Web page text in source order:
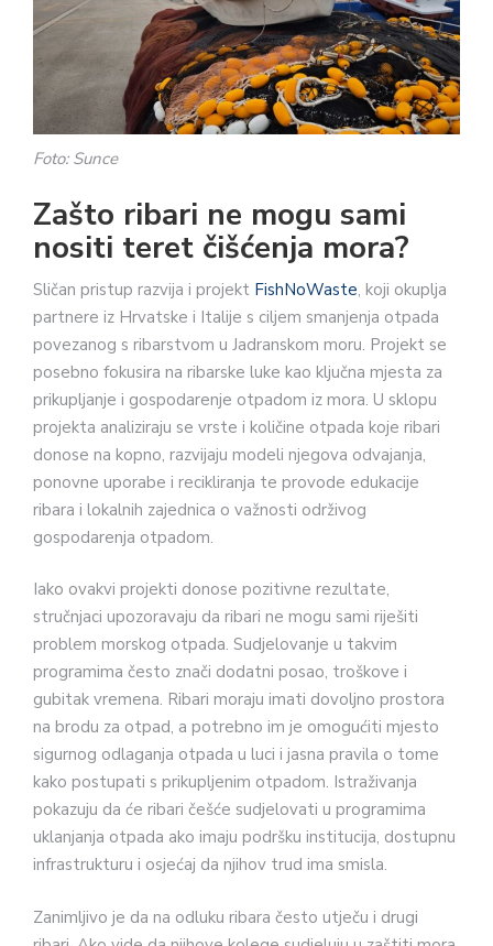
Foto: Sunce
Zašto ribari ne mogu sami
nositi teret čišćenja mora?
Sličan pristup razvija i projekt FishNoWaste, koji okuplja
partnere iz Hrvatske i Italije s ciljem smanjenja otpada
povezanog s ribarstvom u Jadranskom moru. Projekt se
posebno fokusira na ribarske luke kao ključna mjesta za
prikupljanje i gospodarenje otpadom iz mora. U sklopu
projekta analiziraju se vrste i količine otpada koje ribari
donose na kopno, razvijaju modeli njegova odvajanja,
ponovne uporabe i recikliranja te provode edukacije
ribara i lokalnih zajednica o važnosti održivog
gospodarenja otpadom.
Iako ovakvi projekti donose pozitivne rezultate,
stručnjaci upozoravaju da ribari ne mogu sami riješiti
problem morskog otpada. Sudjelovanje u takvim
programima često znači dodatni posao, troškove i
gubitak vremena. Ribari moraju imati dovoljno prostora
na brodu za otpad, a potrebno im je omogućiti mjesto
sigurnog odlaganja otpada u luci i jasna pravila o tome
kako postupati s prikupljenim otpadom. Istraživanja
pokazuju da će ribari češće sudjelovati u programima
uklanjanja otpada ako imaju podršku institucija, dostupnu
infrastrukturu i osjećaj da njihov trud ima smisla.
Zanimljivo je da na odluku ribara često utječu i drugi